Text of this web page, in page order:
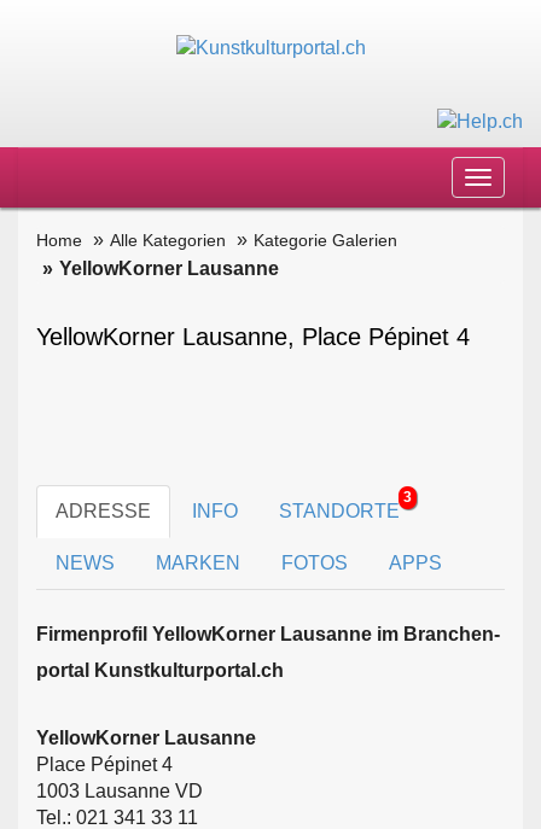
Toggle
Home Alle Kategorien Kategorie Galerien
YellowKorner Lausanne
YellowKorner Lausanne, Place Pépinet 4
ADRESSE INFO STANDORTE
3
NEWS MARKEN FOTOS APPS
Firmen­profil YellowKorner Lausanne im Branchen­
portal Kunstkulturportal.ch
YellowKorner Lausanne
Place Pépinet 4
1003 Lausanne VD
Tel.: 021 341 33 11